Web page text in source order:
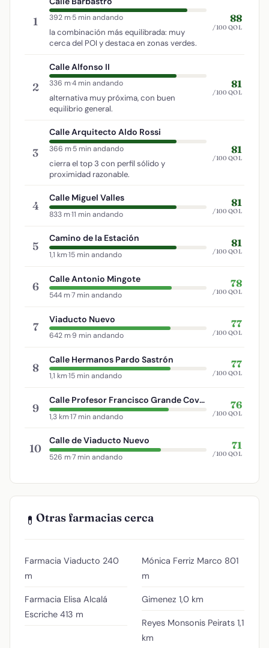
1 392 m·5 min andando
la combinación más equilibrada: muy
cerca del POI y destaca en zonas verdes.
88
/100 QOL
2
Calle Alfonso II
336 m·4 min andando
alternativa muy próxima, con buen
equilibrio general.
81
/100 QOL
3
Calle Arquitecto Aldo Rossi
366 m·5 min andando
cierra el top 3 con perfil sólido y
proximidad razonable.
81
/100 QOL
4
Calle Miguel Valles
833 m·11 min andando
81
/100 QOL
5
Camino de la Estación
1,1 km·15 min andando
81
/100 QOL
6
Calle Antonio Mingote
544 m·7 min andando
78
/100 QOL
7
Viaducto Nuevo
642 m·9 min andando
77
/100 QOL
8
Calle Hermanos Pardo Sastrón
1,1 km·15 min andando
77
/100 QOL
9
Calle Profesor Francisco Grande Covián
1,3 km·17 min andando
76
/100 QOL
10
Calle de Viaducto Nuevo
526 m·7 min andando
71
/100 QOL
💊 Otras farmacias cerca
Farmacia Viaducto 240
m
Farmacia Elisa Alcalá
Escriche 413 m
Mónica Ferriz Marco 801
m
Gimenez 1,0 km
Reyes Monsonis Peirats 1,1
km